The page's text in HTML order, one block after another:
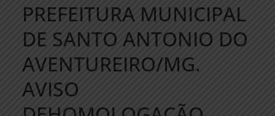
PREFEITURA MUNICIPAL
DE SANTO ANTONIO DO
AVENTUREIRO/MG.
AVISO